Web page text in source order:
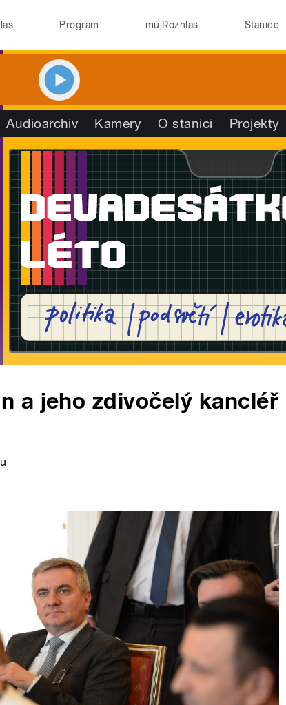
Program mujRozhlas Stanice
Audioarchiv Kamery O stanici Projekty
a jeho zdivočelý kancléř